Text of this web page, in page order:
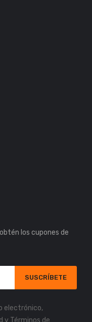
los cupones de
SUSCRÍBETE
electrónico,
y Términos de